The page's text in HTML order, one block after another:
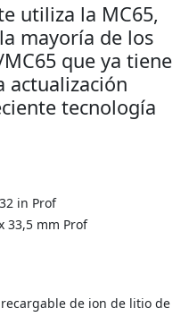
utiliza la MC65,
mayoría de los
que ya tiene
actualización
tecnología
in Prof
33,5 mm Prof
de ion de litio de